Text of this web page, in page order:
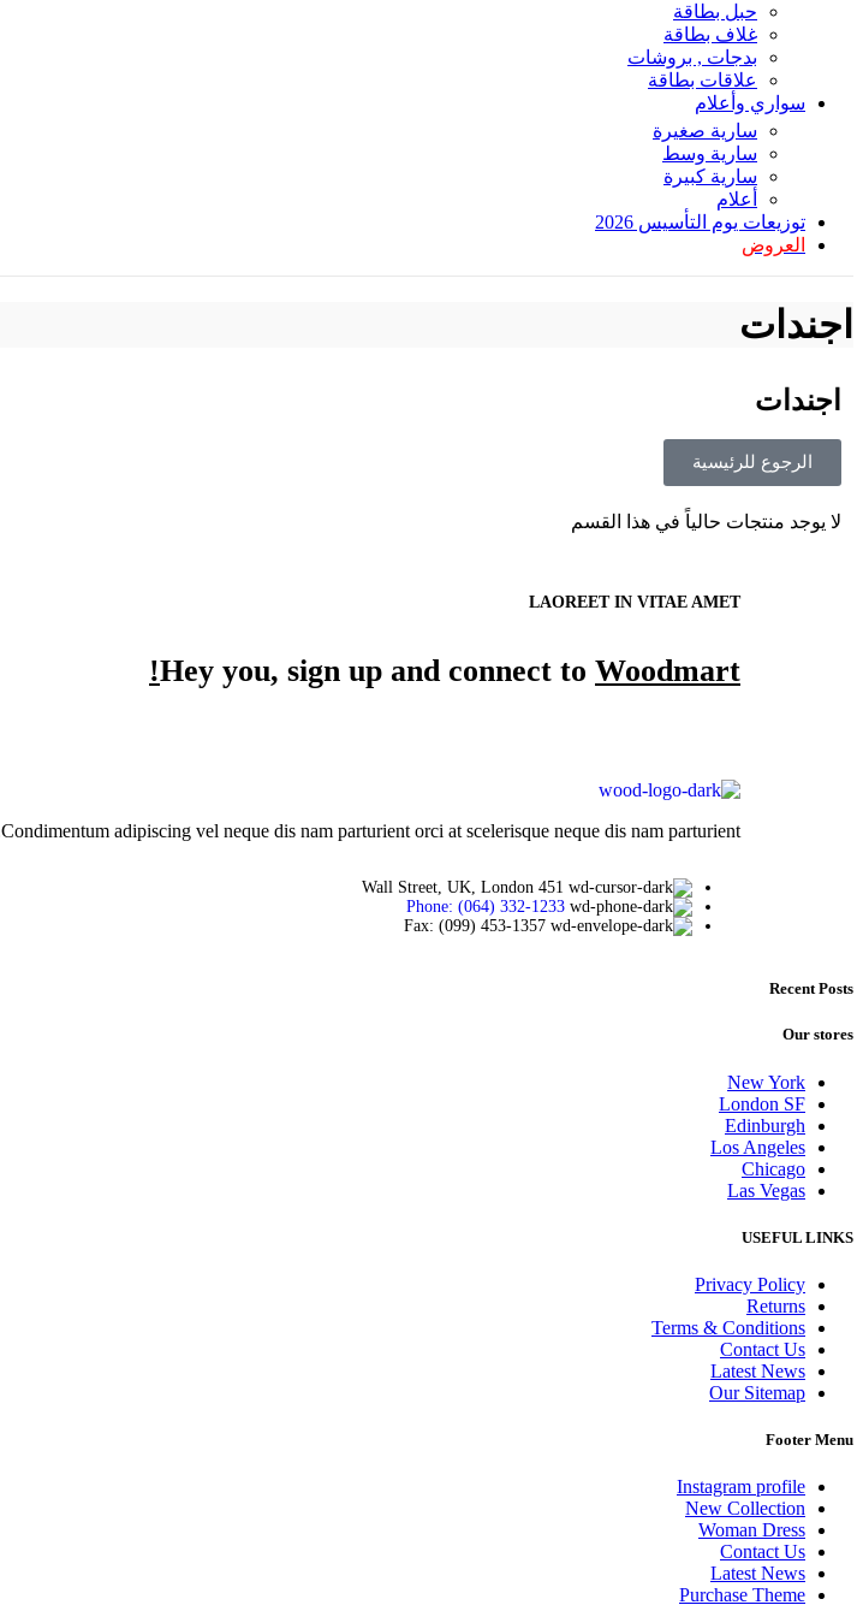
حبل بطاقة
غلاف بطاقة
بدجات , بروشات
علاقات بطاقة
سواري وأعلام
سارية صغيرة
سارية وسط
سارية كبيرة
أعلام
توزيعات يوم التأسيس 2026
العروض
اجندات
اجندات
الرجوع للرئيسية
لا يوجد منتجات حالياً في هذا القسم
LAOREET IN VITAE AMET
Hey you, sign up and connect to Woodmart!
Condimentum adipiscing vel neque dis nam parturient orci at scelerisque neque dis nam parturient.
451 Wall Street, UK, London
Phone: (064) 332-1233
Fax: (099) 453-1357
Recent Posts
Our stores
New York
London SF
Edinburgh
Los Angeles
Chicago
Las Vegas
USEFUL LINKS
Privacy Policy
Returns
Terms & Conditions
Contact Us
Latest News
Our Sitemap
Footer Menu
Instagram profile
New Collection
Woman Dress
Contact Us
Latest News
Purchase Theme